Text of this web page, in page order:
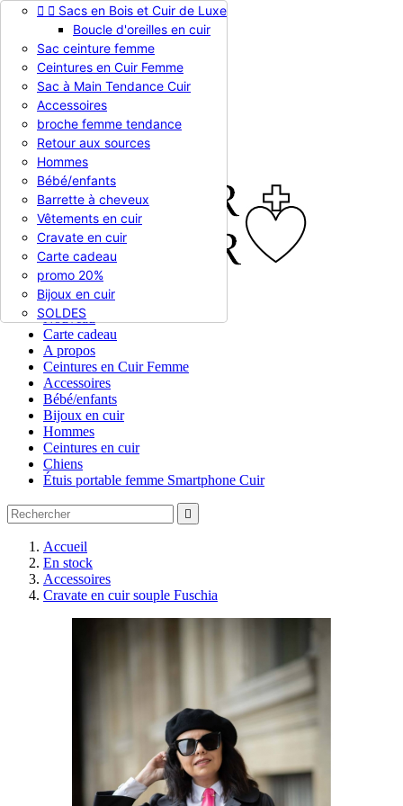
Appelez-nous :0786510612
EUR € 
EUR €
RUB RUB
Connexion
shopping_cart Panier (0)
  En stock
  Sacs en Bois et Cuir de Luxe
Boucle d'oreilles en cuir
Sac ceinture femme
Ceintures en Cuir Femme
Sac à Main Tendance Cuir
Accessoires
broche femme tendance
Retour aux sources
Hommes
Bébé/enfants
Barrette à cheveux
Vêtements en cuir
Cravate en cuir
Carte cadeau
promo 20%
Bijoux en cuir
SOLDES
Nouveau
Carte cadeau
A propos
Ceintures en Cuir Femme
Accessoires
Bébé/enfants
Bijoux en cuir
Hommes
Ceintures en cuir
Chiens
Étuis portable femme Smartphone Cuir

Accueil
En stock
Accessoires
Cravate en cuir souple Fuschia